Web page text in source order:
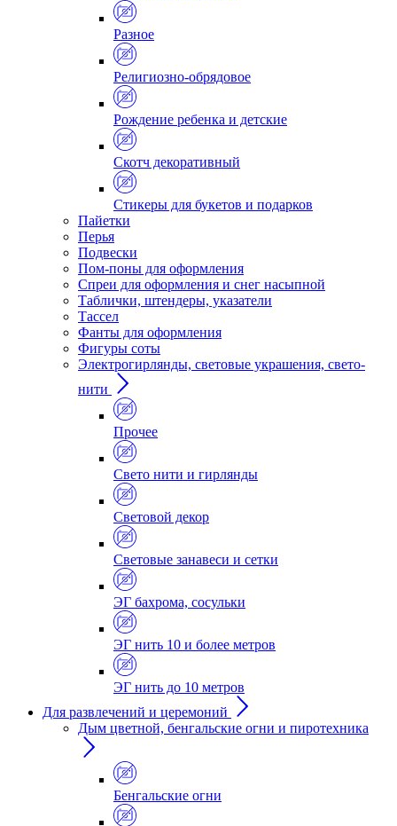
Разное
Религиозно-обрядовое
Рождение ребенка и детские
Скотч декоративный
Стикеры для букетов и подарков
Пайетки
Перья
Подвески
Пом-поны для оформления
Спреи для оформления и снег насыпной
Таблички, штендеры, указатели
Тассел
Фанты для оформления
Фигуры соты
Электрогирлянды, световые украшения, свето-
нити
Прочее
Свето нити и гирлянды
Световой декор
Световые занавеси и сетки
ЭГ бахрома, сосульки
ЭГ нить 10 и более метров
ЭГ нить до 10 метров
Для развлечений и церемоний
Дым цветной, бенгальские огни и пиротехника
Бенгальские огни